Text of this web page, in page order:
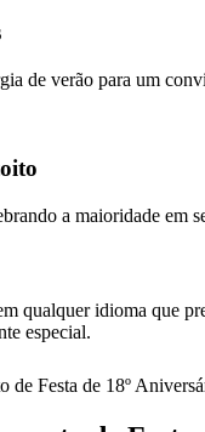
de verão para um
a maioridade em
qualquer idioma que
especial.
de Festa de 18º